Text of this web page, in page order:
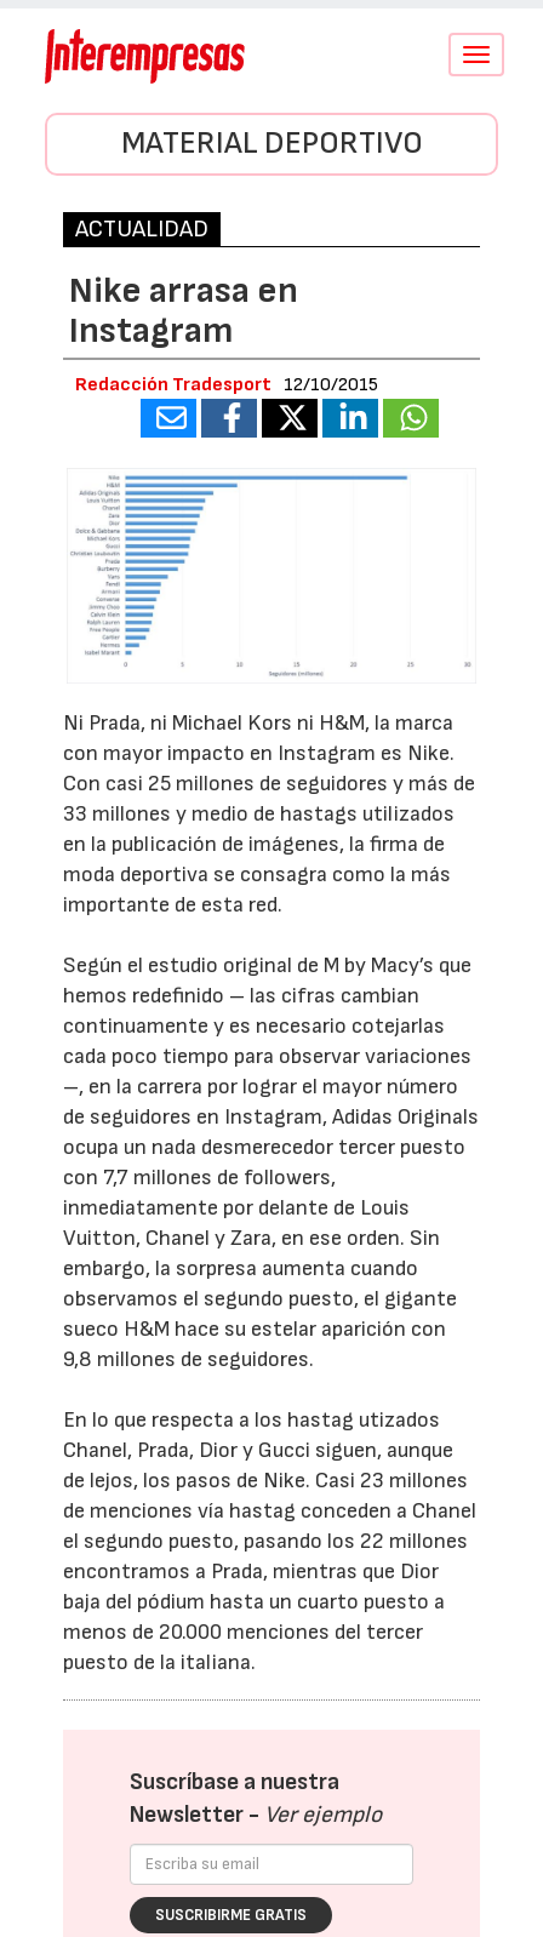
Conmutar
MATERIAL DEPORTIVO
ACTUALIDAD
Nike arrasa en
Instagram
Redacción Tradesport 12/10/2015
Ni Prada, ni Michael Kors ni H&M, la marca
con mayor impacto en Instagram es Nike.
Con casi 25 millones de seguidores y más de
33 millones y medio de hastags utilizados
en la publicación de imágenes, la firma de
moda deportiva se consagra como la más
importante de esta red.
Según el estudio original de M by Macy’s que
hemos redefinido – las cifras cambian
continuamente y es necesario cotejarlas
cada poco tiempo para observar variaciones
–, en la carrera por lograr el mayor número
de seguidores en Instagram, Adidas Originals
ocupa un nada desmerecedor tercer puesto
con 7,7 millones de followers,
inmediatamente por delante de Louis
Vuitton, Chanel y Zara, en ese orden. Sin
embargo, la sorpresa aumenta cuando
observamos el segundo puesto, el gigante
sueco H&M hace su estelar aparición con
9,8 millones de seguidores.
En lo que respecta a los hastag utizados
Chanel, Prada, Dior y Gucci siguen, aunque
de lejos, los pasos de Nike. Casi 23 millones
de menciones vía hastag conceden a Chanel
el segundo puesto, pasando los 22 millones
encontramos a Prada, mientras que Dior
baja del pódium hasta un cuarto puesto a
menos de 20.000 menciones del tercer
puesto de la italiana.
Suscríbase a nuestra
Newsletter - Ver ejemplo
SUSCRIBIRME GRATIS